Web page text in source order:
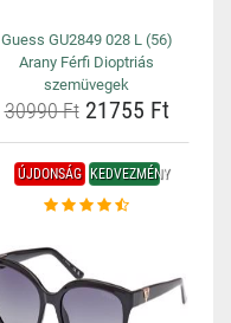
Guess GU2849 028 L (56)
Arany Férfi Dioptriás
szemüvegek
30990 Ft21755 Ft
ÚJDONSÁG KEDVEZMÉNY